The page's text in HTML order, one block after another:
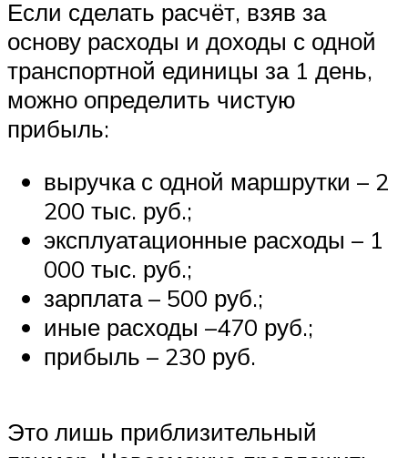
Если сделать расчёт, взяв за
основу расходы и доходы с одной
транспортной единицы за 1 день,
можно определить чистую
прибыль:
выручка с одной маршрутки – 2
200 тыс. руб.;
эксплуатационные расходы – 1
000 тыс. руб.;
зарплата – 500 руб.;
иные расходы –470 руб.;
прибыль – 230 руб.
Это лишь приблизительный